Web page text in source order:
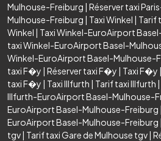
Mulhouse-Freiburg | Réserver taxi
Mulhouse-Freiburg | Taxi Winkel | Tarif
Winkel | Taxi Winkel-EuroAirport
taxi Winkel-EuroAirport Basel-
Winkel-EuroAirport Basel-Mulhouse-
taxi F�y | Réserver taxi F�y | Taxi F�y |
taxi F�y | Taxi Illfurth | Tarif taxi Illfurth |
Illfurth-EuroAirport Basel-Mulhouse-
EuroAirport Basel-Mulhouse-Freiburg |
EuroAirport Basel-Mulhouse-Freiburg |
tgv| Tarif taxi Gare de Mulhouse tgv|